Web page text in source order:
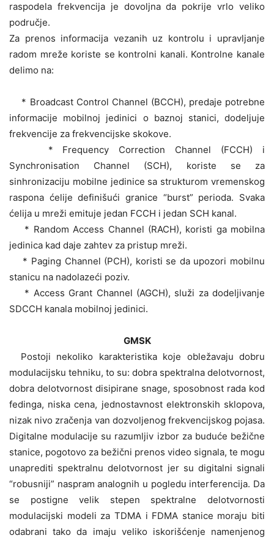
raspodela frekvencija je dovoljna da pokrije vrlo veliko
područje.
Za prenos informacija vezanih uz kontrolu i upravljanje
radom mreže koriste se kontrolni kanali. Kontrolne kanale
delimo na:
* Broadcast Control Channel (BCCH), predaje potrebne
informacije mobilnoj jedinici o baznoj stanici, dodeljuje
frekvencije za frekvencijske skokove.
* Frequency Correction Channel (FCCH) i
Synchronisation Channel (SCH), koriste se za
sinhronizaciju mobilne jedinice sa strukturom vremenskog
raspona ćelije definišući granice “burst” perioda. Svaka
ćelija u mreži emituje jedan FCCH i jedan SCH kanal.
* Random Access Channel (RACH), koristi ga mobilna
jedinica kad daje zahtev za pristup mreži.
* Paging Channel (PCH), koristi se da upozori mobilnu
stanicu na nadolazeći poziv.
* Access Grant Channel (AGCH), služi za dodeljivanje
SDCCH kanala mobilnoj jedinici.
GMSK
Postoji nekoliko karakteristika koje obležavaju dobru
modulacijsku tehniku, to su: dobra spektralna delotvornost,
dobra delotvornost disipirane snage, sposobnost rada kod
fedinga, niska cena, jednostavnost elektronskih sklopova,
nizak nivo zračenja van dozvoljenog frekvencijskog pojasa.
Digitalne modulacije su razumljiv izbor za buduće bežične
stanice, pogotovo za bežični prenos video signala, te mogu
unaprediti spektralnu delotvornost jer su digitalni signali
“robusniji” naspram analognih u pogledu interferencija. Da
se postigne velik stepen spektralne delotvornosti
modulacijski modeli za TDMA i FDMA stanice moraju biti
odabrani tako da imaju veliko iskorišćenje namenjenog